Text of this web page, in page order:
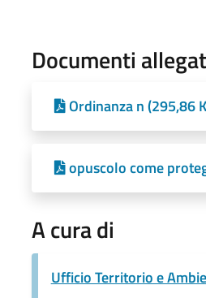
Documenti
Ordinanza n (295,86
opuscolo come
A cura di
Ufficio Territorio e